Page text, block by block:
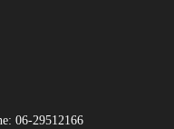
06-29512166